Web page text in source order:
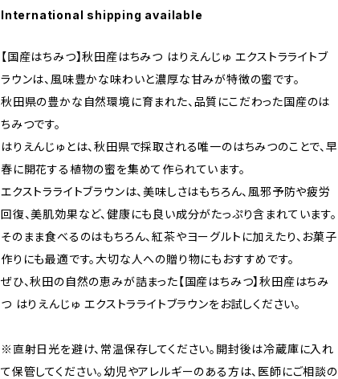
International shipping available
【国産はちみつ】秋田産はちみつ はりえんじゅ エクストラライトブ
ラウンは、風味豊かな味わいと濃厚な甘みが特徴の蜜です。
秋田県の豊かな自然環境に育まれた、品質にこだわった国産のは
ちみつです。
はりえんじゅとは、秋田県で採取される唯一のはちみつのことで、早
春に開花する植物の蜜を集めて作られています。
エクストラライトブラウンは、美味しさはもちろん、風邪予防や疲労
回復、美肌効果など、健康にも良い成分がたっぷり含まれています。
そのまま食べるのはもちろん、紅茶やヨーグルトに加えたり、お菓子
作りにも最適です。大切な人への贈り物にもおすすめです。
ぜひ、秋田の自然の恵みが詰まった【国産はちみつ】秋田産はちみ
つ はりえんじゅ エクストラライトブラウンをお試しください。
※直射日光を避け、常温保存してください。開封後は冷蔵庫に入れ
て保管してください。幼児やアレルギーのある方は、医師にご相談の